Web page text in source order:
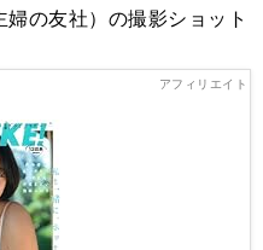
の友社）の撮影ショット